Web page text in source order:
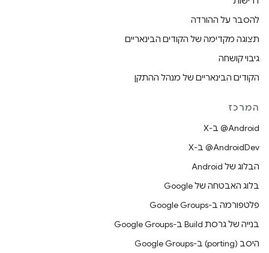
להסבר על ההורדה
תצוגה מקדימה של הקודים הבינאריים
גיבוי קושחה
הקודים הבינאריים של מנהל ההתקן
המרכז
‫‎@Android ב-X
‫‎@AndroidDev ב-X
הבלוג של Android
בלוג האבטחה של Google
פלטפורמה ב-Google Groups
בנייה של גרסת Build ב-Google Groups
היסב (porting) ב-Google Groups